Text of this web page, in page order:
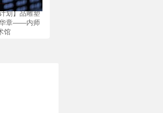
划】品雕塑
华章——内师
馆